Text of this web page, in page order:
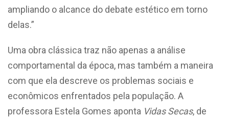
ampliando o alcance do debate estético em torno
delas.”
Uma obra clássica traz não apenas a análise
comportamental da época, mas também a maneira
com que ela descreve os problemas sociais e
econômicos enfrentados pela população. A
professora Estela Gomes aponta Vidas Secas, de